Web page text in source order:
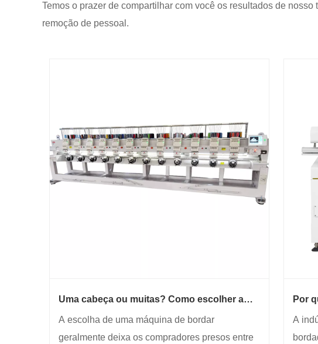
Temos o prazer de compartilhar com você os resultados de
remoção de pessoal.
Uma cabeça ou muitas? Como escolher a
A escolha de uma máquina de bordar
geralmente deixa os compradores presos entre
Por
A